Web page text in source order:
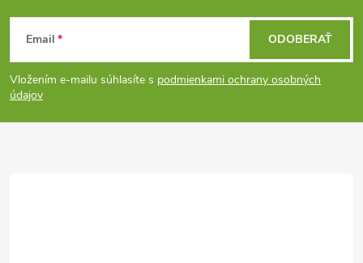
Z
á
p
Email
Vložením e-mailu súhlasíte s podmienkami ochrany osobných
údajov
ODOBERAŤ